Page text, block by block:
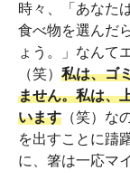
時々、「あなた
食べ物を選んだ
ょう。」なんて
（笑） 私は、ゴ
ません。私は、
います （笑）な
を出すことに躊
に、箸は一応マ